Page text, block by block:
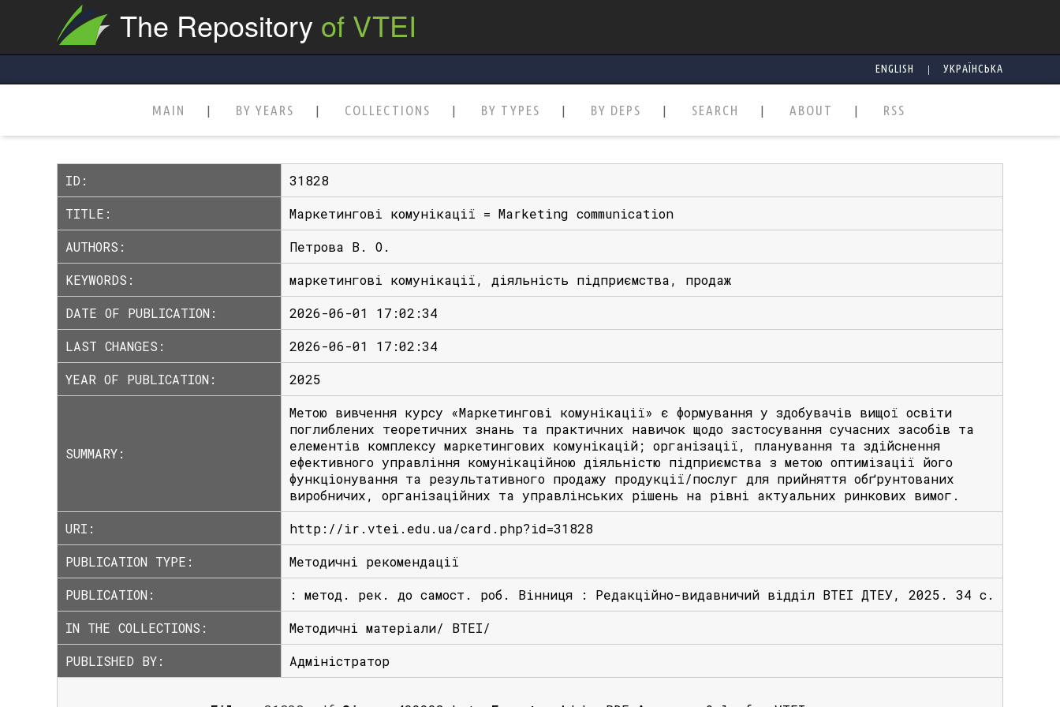
The Repository of VTEI
ENGLISH | УКРАЇНСЬКА
MAIN BY YEARS COLLECTIONS BY TYPES BY DEPS SEARCH ABOUT RSS
ID:
31828
TITLE:
Маркетингові комунікації = Marketing communication
AUTHORS:
Петрова В. О.
KEYWORDS:
маркетингові комунікації, діяльність підприємства, продаж
DATE OF PUBLICATION:
2026-06-01 17:02:34
LAST CHANGES:
2026-06-01 17:02:34
YEAR OF PUBLICATION:
2025
SUMMARY:
Метою вивчення курсу «Маркетингові комунікації» є формування у здобувачів вищої освіти
поглиблених теоретичних знань та практичних навичок щодо застосування сучасних засобів та
елементів комплексу маркетингових комунікацій; організації, планування та здійснення
ефективного управління комунікаційною діяльністю підприємства з метою оптимізації його
функціонування та результативного продажу продукції/послуг для прийняття обґрунтованих
виробничих, організаційних та управлінських рішень на рівні актуальних ринкових вимог.
URI:
http://ir.vtei.edu.ua/card.php?id=31828
PUBLICATION TYPE:
Методичні рекомендації
PUBLICATION:
: метод. рек. до самост. роб. Вінниця : Редакційно-видавничий відділ ВТЕІ ДТЕУ, 2025. 34 с.
IN THE COLLECTIONS:
Методичні матеріали/ ВТЕІ/
PUBLISHED BY:
Адміністратор